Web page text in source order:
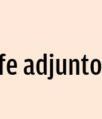
adjunto